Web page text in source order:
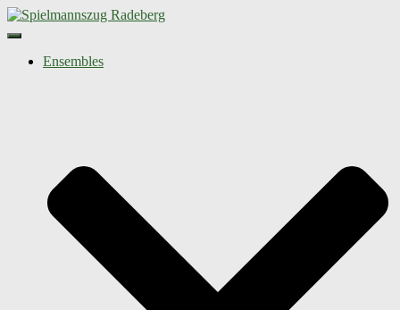
Navigation umschalten
Ensembles